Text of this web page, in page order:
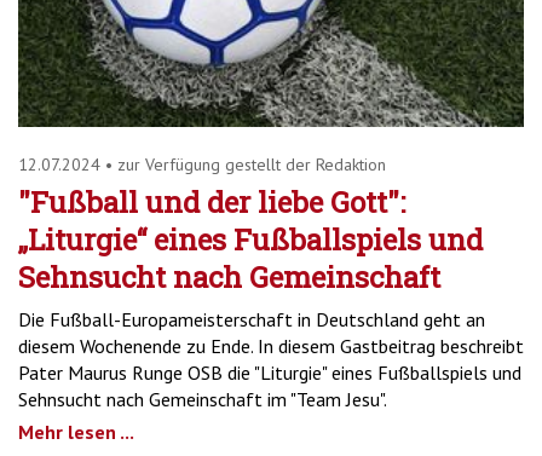
12.07.2024 • zur Verfügung gestellt der Redaktion
"Fußball und der liebe Gott":
„Liturgie“ eines Fußballspiels und
Sehnsucht nach Gemeinschaft
Die Fußball-Europameisterschaft in Deutschland geht an
diesem Wochenende zu Ende. In diesem Gastbeitrag beschreibt
Pater Maurus Runge OSB die "Liturgie" eines Fußballspiels und
Sehnsucht nach Gemeinschaft im "Team Jesu".
Mehr lesen ...